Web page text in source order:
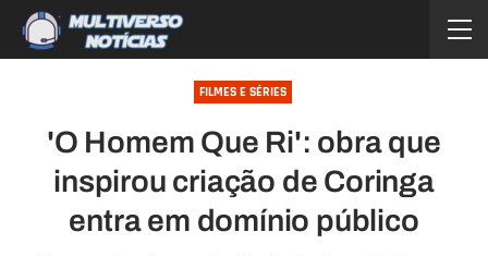
FILMES E SÉRIES
'O Homem Que Ri': obra que
inspirou criação de Coringa
entra em domínio público